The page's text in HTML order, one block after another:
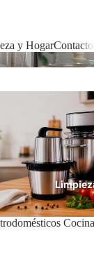
y HogarContacto
Cocina
Cocina